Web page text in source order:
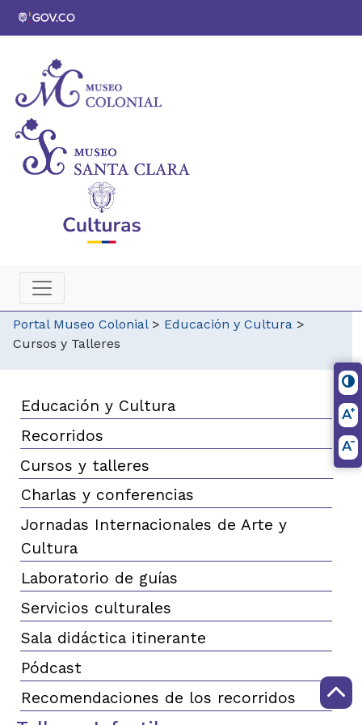
Portal Museo Colonial> Educación y Cultura >
Cursos y Talleres
Educación y Cultura
Recorridos
Cursos y talleres
Charlas y conferencias
Jornadas Internacionales de Arte y
Cultura
Laboratorio de guías
Servicios culturales
Sala didáctica itinerante
Pódcast
Recomendaciones de los recorridos